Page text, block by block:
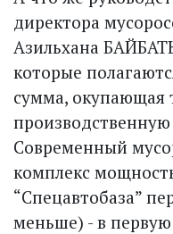
директора
Азильхана
которые
сумма, окупающая
производственную
Современный
комплекс
“Спецавтобаза”
меньше) - в